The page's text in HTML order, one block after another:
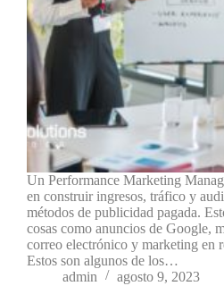
Un Performance Marketing
en construir ingresos, tráfico y
métodos de publicidad pagada.
cosas como anuncios de Google,
correo electrónico y marketing en
Estos son algunos de los…
admin
agosto 9, 2023